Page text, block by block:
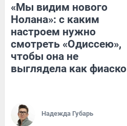
«Мы видим нового
Нолана»: с каким
настроем нужно
смотреть «Одиссею»,
чтобы она не
выглядела как фиаско
Надежда Губарь